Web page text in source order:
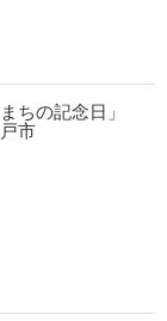
ちの記念日」
市